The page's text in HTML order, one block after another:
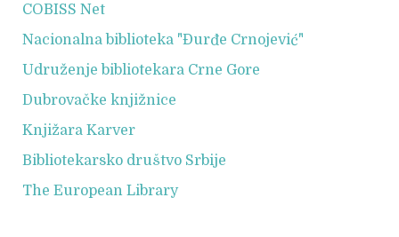
COBISS Net
Nacionalna biblioteka "Đurđe Crnojević"
Udruženje bibliotekara Crne Gore
Dubrovačke knjižnice
Knjižara Karver
Bibliotekarsko društvo Srbije
The European Library